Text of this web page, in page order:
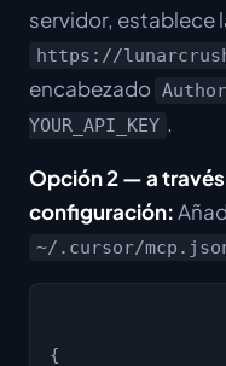
servidor, establece
https://
encabezado
YOUR_API_KEY .
Opción 2 — a
configuración:
~/.cursor/
{